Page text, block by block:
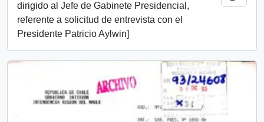
dirigido al Jefe de Gabinete Presidencial,
referente a solicitud de entrevista con el
Presidente Patricio Aylwin]